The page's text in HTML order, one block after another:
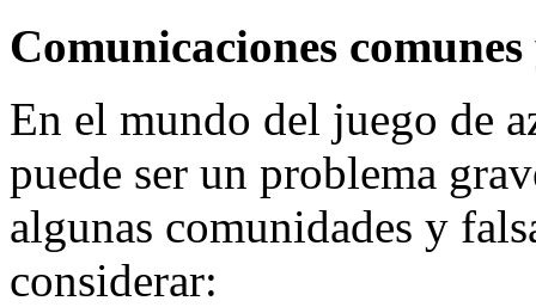
Comunicaciones
En el mundo del juego de
puede ser un problema
algunas comunidades y
considerar: